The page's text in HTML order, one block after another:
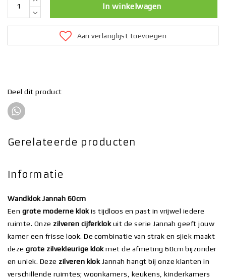
In winkelwagen
Aan verlanglijst toevoegen
Deel dit product
Gerelateerde producten
Informatie
Wandklok Jannah 60cm
Een grote moderne klokis tijdloos en past in vrijwel iedere
ruimte. Onze zilveren cijferklokuit de serie Jannah geeft jouw
kamer een frisse look. De combinatie van strak en sjiek maakt
dezegrote zilvekleurige klokmet de afmeting 60cm bijzonder
en uniek. Deze zilveren klokJannah hangt bij onze klanten in
verschillende ruimtes; woonkamers, keukens, kinderkamers